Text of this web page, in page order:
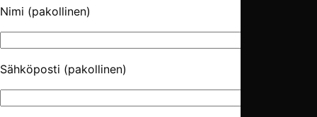
Nimi (pakollinen)
Sähköposti (pakollinen)